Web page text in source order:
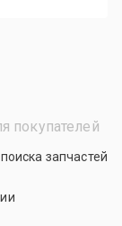
покупателей
запчастей